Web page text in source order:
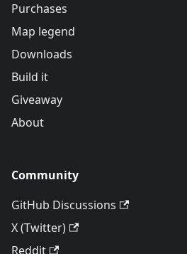
Purchases
Map legend
Downloads
Build it
Giveaway
About
Community
GitHub Discussions
X (Twitter)
Reddit